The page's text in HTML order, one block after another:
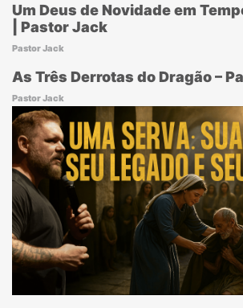
Um Deus de Novidade em
| Pastor Jack
Pastor Jack
As Três Derrotas do Dragão –
Pastor Jack